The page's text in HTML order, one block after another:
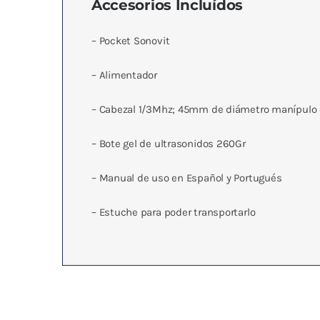
Accesorios Incluídos
– Pocket Sonovit
– Alimentador
– Cabezal 1/3Mhz; 45mm de diámetro
– Bote gel de ultrasonidos 260Gr
– Manual de uso en Español y Portugués
– Estuche para poder transportarlo